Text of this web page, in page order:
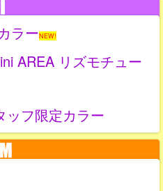
ラーNEW!
AREA リズモチュー
ッフ限定カラー